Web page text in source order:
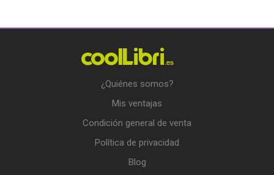
¿Quiénes somos?
Mis ventajas
Condición general de venta
Política de privacidad
Blog